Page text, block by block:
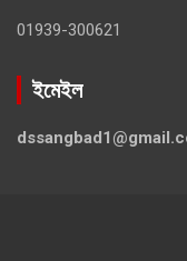
01939-300621
ইমেইল